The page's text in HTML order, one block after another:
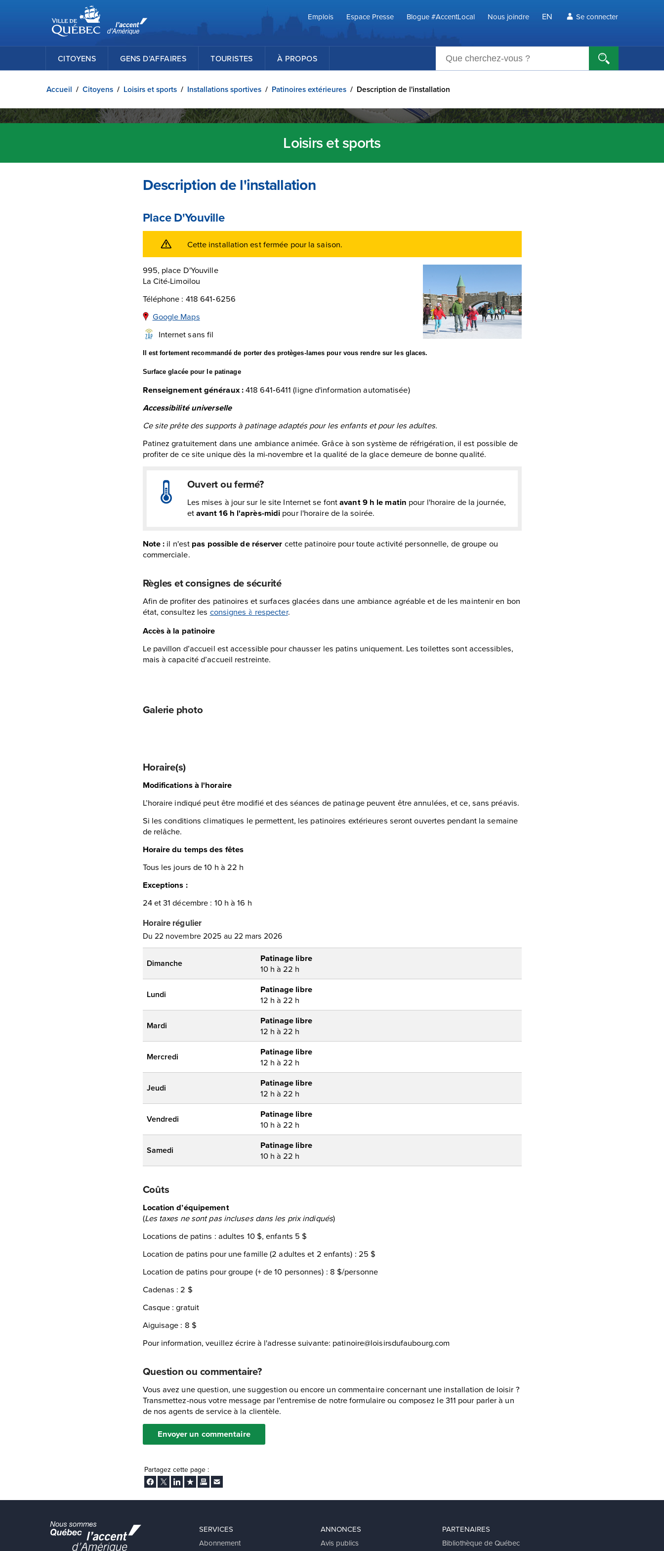
Passer au contenu principal
Ville de Québec
Emplois
Espace Presse Blogue #AccentLocal Nous joindre EN Se connecter
CITOYENS GENS D’AFFAIRES TOURISTES À PROPOS
Accueil / Citoyens / Loisirs et sports / Installations sportives / Patinoires extérieures / Description de l'installation
Loisirs et sports
Description de l'installation
Place D'Youville
Cette installation estfermée pour la saison.
995, place D'Youville
La Cité-Limoilou
Téléphone : 418 641‑6256
Google Maps
Internet sans fil
Il est fortement recommandé de porter des protèges-lames pour vous rendre sur les glaces.
Surface glacée pour le patinage
Renseignement généraux :418 641‑6411 (ligne d'information automatisée)
Accessibilité universelle
Ce site prête des supports à patinage adaptés pour les enfants et pour les adultes.
Patinez gratuitement dans une ambiance animée. Grâce à son système de réfrigération, il est possible de
profiter de ce site unique dès la mi-novembre et la qualité de la glace demeure de bonne qualité.
Ouvert ou fermé?
Les mises à jour sur le site Internet se fontavant 9 h le matin pour l'horaire de la journée,
etavant 16 h l'après-midi pour l'horaire de la soirée.
Note : il n'est pas possible de réserver cette patinoire pour toute activité personnelle, de groupe ou
commerciale.
Règles et consignes de sécurité
Afin de profiter des patinoires et surfaces glacées dans une ambiance agréable et de les maintenir en bon
état, consultez les consignes à respecter.
Accès à la patinoire
Le pavillon d’accueil est accessible pour chausser les patins uniquement. Les toilettes sont accessibles,
mais à capacité d’accueil restreinte.
Galerie photo
Horaire(s)
Modifications à l'horaire
L’horaire indiqué peut être modifié et des séances de patinage peuvent être annulées, et ce, sans préavis.
Si les conditions climatiques le permettent, les patinoires extérieures seront ouvertes pendant la semaine
de relâche.
Horaire du temps des fêtes
Tous les jours de 10 h à 22 h
Exceptions :
24 et 31 décembre : 10 h à 16 h
Horaire régulier
Du 22 novembre 2025 au 22 mars 2026
Dimanche Patinage libre
10 h à 22 h
Lundi Patinage libre
12 h à 22 h
Mardi Patinage libre
12 h à 22 h
Mercredi Patinage libre
12 h à 22 h
Jeudi Patinage libre
12 h à 22 h
Vendredi Patinage libre
10 h à 22 h
Samedi Patinage libre
10 h à 22 h
Coûts
Location d’équipement
(Les taxes ne sont pas incluses dans les prix indiqués)
Locations de patins : adultes 10 $, enfants 5 $
Location de patins pour une famille (2 adultes et 2 enfants) : 25 $
Location de patins pour groupe (+ de 10 personnes) : 8 $/personne
Cadenas : 2 $
Casque : gratuit
Aiguisage : 8 $
Pour information, veuillez écrire à l'adresse suivante: patinoire@loisirsdufaubourg.com
Question ou commentaire?
Vous avez une question, une suggestion ou encore un commentaire concernant une installation de loisir ?
Transmettez-nous votre message par l'entremise de notre formulaire ou composez le 311 pour parler à un
de nos agents de service à la clientèle.
Envoyer un commentaire
Partagez cette page :
Facebook
TwitterLinkedInAjouter aux favoris
ImprimerEnvoyer Ã un ami
SERVICES
Abonnement
ANNONCES
Avis publics
PARTENAIRES
Bibliothèque de Québec